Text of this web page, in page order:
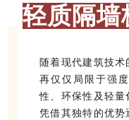
轻质隔墙
随着现代建筑技
再仅仅局限于强
性、环保性及轻量
凭借其独特的优势